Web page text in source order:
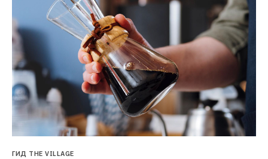
ГИД THE VILLAGE